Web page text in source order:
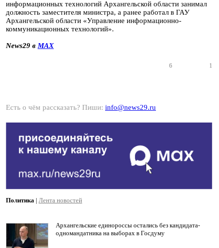
информационных технологий Архангельской области занимал
должность заместителя министра, а ранее работал в ГАУ
Архангельской области «Управление информационно-
коммуникационных технологий».
News29 в MAX
6 1
Есть о чём рассказать? Пиши: info@news29.ru
Политика | Лента новостей
Архангельские единороссы остались без кандидата-
одномандатника на выборах в Госдуму